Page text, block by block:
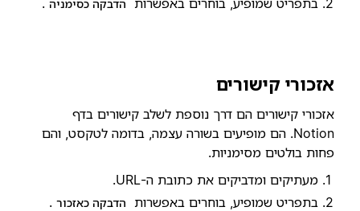
הדבקה כסימניה
אזכורי קישורים
אזכורי קישורים הם דרך נוספת לשלב קישורים בדף
Notion. הם מופיעים בשורה עצמה, בדומה לטקסט, והם
פחות בולטים מסימניות.
מעתיקים ומדביקים את כתובת ה-URL.
בתפריט שמופיע, בוחרים באפשרות
הדבקה כאזכור .